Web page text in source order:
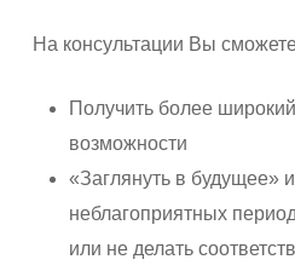
На консультации Вы
Получить более
возможности
«Заглянуть в будущее»
неблагоприятных
или не делать